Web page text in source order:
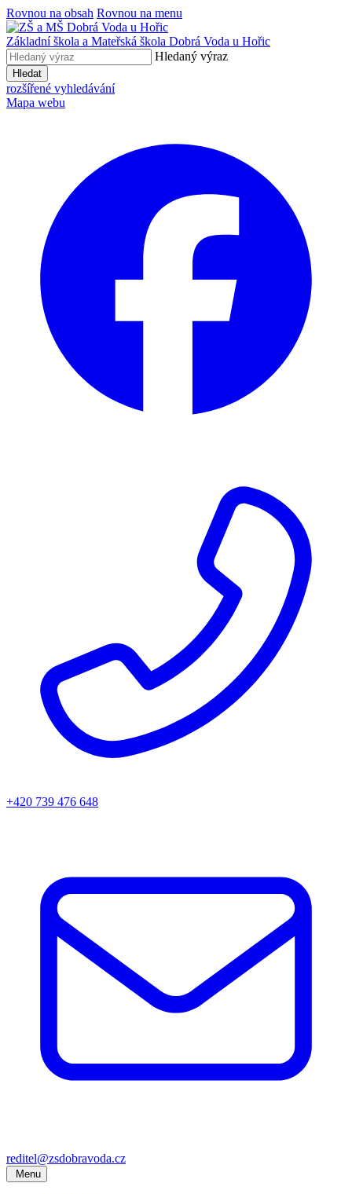
Rovnou na obsah Rovnou na menu
Základní škola a Mateřská škola Dobrá Voda u Hořic
Hledaný výraz
Hledat
rozšířené vyhledávání
Mapa webu
+420 739 476 648
reditel@zsdobravoda.cz
Menu